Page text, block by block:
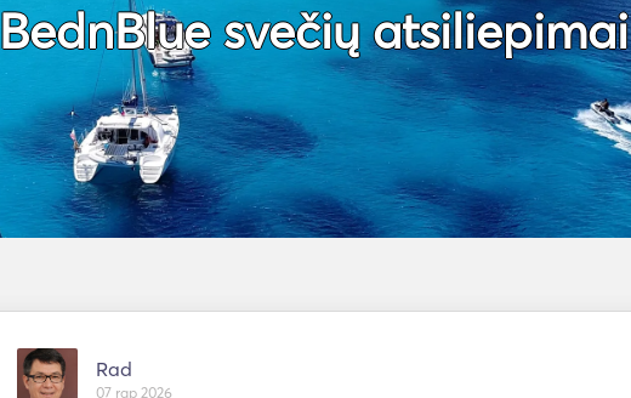
BednBlue svečių atsiliepimai
Rad
07 rgp 2026